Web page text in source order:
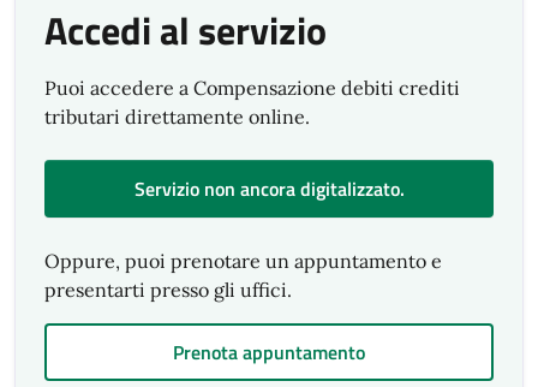
Accedi al servizio
Puoi accedere a Compensazione debiti crediti
tributari direttamente online.
Servizio non ancora digitalizzato.
Oppure, puoi prenotare un appuntamento e
presentarti presso gli uffici.
Prenota appuntamento